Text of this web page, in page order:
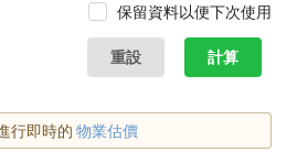
保留資料以便下次使用
重設 計算
行即時的物業估價